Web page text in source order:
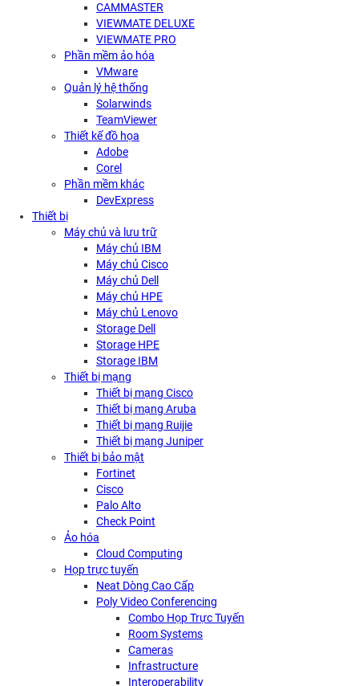
CAMMASTER
VIEWMATE DELUXE
VIEWMATE PRO
Phần mềm ảo hóa
VMware
Quản lý hệ thống
Solarwinds
TeamViewer
Thiết kế đồ họa
Adobe
Corel
Phần mềm khác
DevExpress
Thiết bị
Máy chủ và lưu trữ
Máy chủ IBM
Máy chủ Cisco
Máy chủ Dell
Máy chủ HPE
Máy chủ Lenovo
Storage Dell
Storage HPE
Storage IBM
Thiết bị mạng
Thiết bị mạng Cisco
Thiết bị mạng Aruba
Thiết bị mạng Ruijie
Thiết bị mạng Juniper
Thiết bị bảo mật
Fortinet
Cisco
Palo Alto
Check Point
Ảo hóa
Cloud Computing
Họp trực tuyến
Neat Dòng Cao Cấp
Poly Video Conferencing
Combo Họp Trực Tuyến
Room Systems
Cameras
Infrastructure
Interoperability